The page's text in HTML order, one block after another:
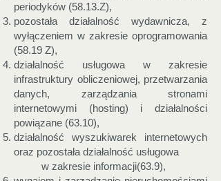
periodyków (58.13.Z),
pozostała działalność wydawnicza, z
wyłączeniem w zakresie oprogramowania
(58.19 Z),
działalność usługowa w zakresie
infrastruktury obliczeniowej, przetwarzania
danych, zarządzania stronami
internetowymi (hosting) i działalności
powiązane (63.10),
działalność wyszukiwarek internetowych
oraz pozostała działalność usługowa
w zakresie informacji(63.9),